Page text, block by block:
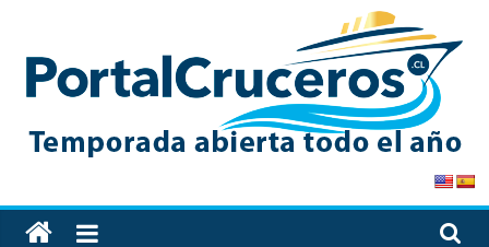
content
PortalCruceros
Toda